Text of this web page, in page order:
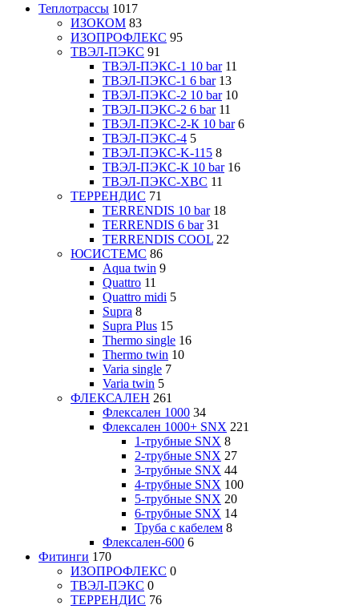
Теплотрассы 1017
ИЗОКОМ 83
ИЗОПРОФЛЕКС 95
ТВЭЛ-ПЭКС 91
ТВЭЛ-ПЭКС-1 10 bar 11
ТВЭЛ-ПЭКС-1 6 bar 13
ТВЭЛ-ПЭКС-2 10 bar 10
ТВЭЛ-ПЭКС-2 6 bar 11
ТВЭЛ-ПЭКС-2-К 10 bar 6
ТВЭЛ-ПЭКС-4 5
ТВЭЛ-ПЭКС-K-115 8
ТВЭЛ-ПЭКС-К 10 bar 16
ТВЭЛ-ПЭКС-ХВС 11
ТЕРРЕНДИС 71
TERRENDIS 10 bar 18
TERRENDIS 6 bar 31
TERRENDIS COOL 22
ЮСИСТЕМС 86
Aqua twin 9
Quattro 11
Quattro midi 5
Supra 8
Supra Plus 15
Thermo single 16
Thermo twin 10
Varia single 7
Varia twin 5
ФЛЕКСАЛЕН 261
Флексален 1000 34
Флексален 1000+ SNX 221
1-трубные SNX 8
2-трубные SNX 27
3-трубные SNX 44
4-трубные SNX 100
5-трубные SNX 20
6-трубные SNX 14
Труба с кабелем 8
Флексален-600 6
Фитинги 170
ИЗОПРОФЛЕКС 0
ТВЭЛ-ПЭКС 0
ТЕРРЕНДИС 76